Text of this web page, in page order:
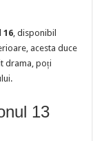
16, disponibil
acesta duce
drama, poți
13